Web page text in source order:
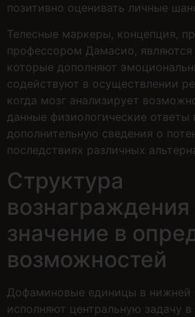
позитивно оценивать личные
Телесные маркеры, концепция,
профессором Дамасио, являются
которые дополняют
содействуют в осуществлении
когда мозг анализирует
данные физиологические ответы
дополнительную сведения о
последствиях различных
Структура
вознаграждения
значение в
возможностей
Дофаминовые единицы в нижней
исполняют центральную задачу в